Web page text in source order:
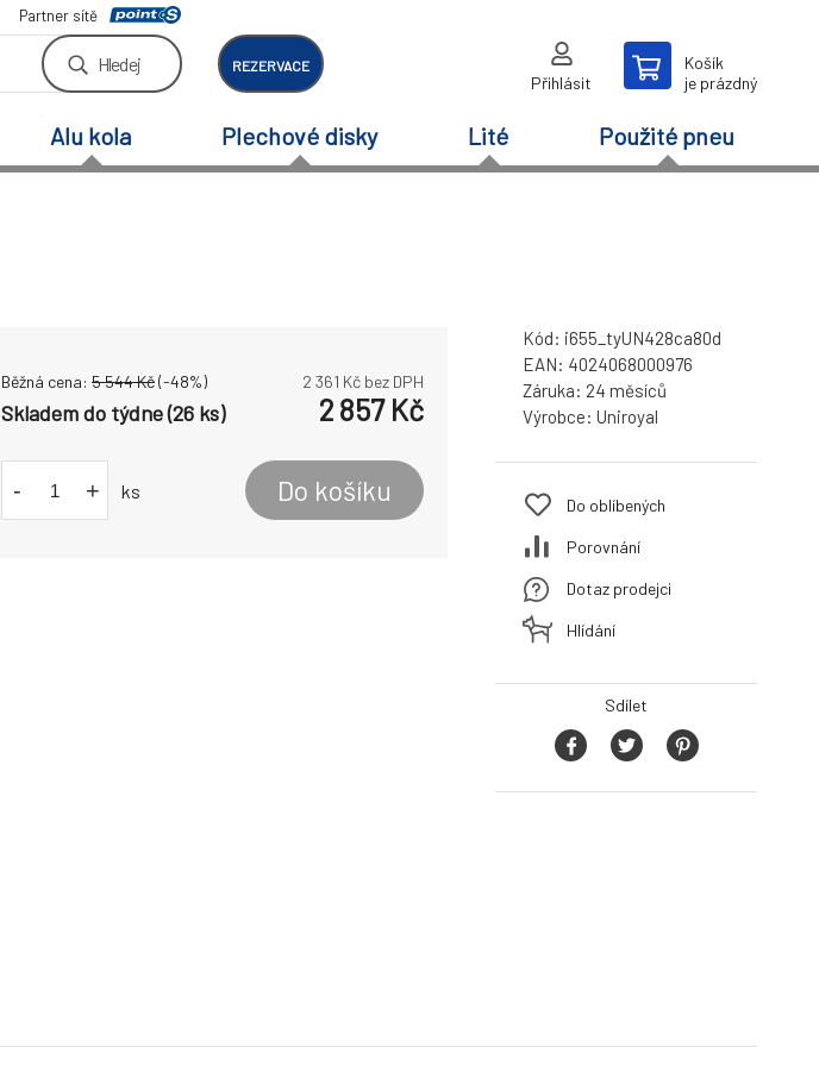
Partner sítě
Hledej REZERVACE
Přihlásit
Košík
je prázdný
Alu kola Plechové disky Lité Použité pneu
Běžná cena: 5 544Kč(-48%) 2 361 Kč bez DPH
Skladem do týdne (26 ks) 2 857Kč
- + ks Do košíku
Kód: i655_tyUN428ca80d
EAN: 4024068000976
Záruka: 24 měsíců
Výrobce: Uniroyal
Do oblíbených
Porovnání
Dotaz prodejci
Hlídání
Sdílet